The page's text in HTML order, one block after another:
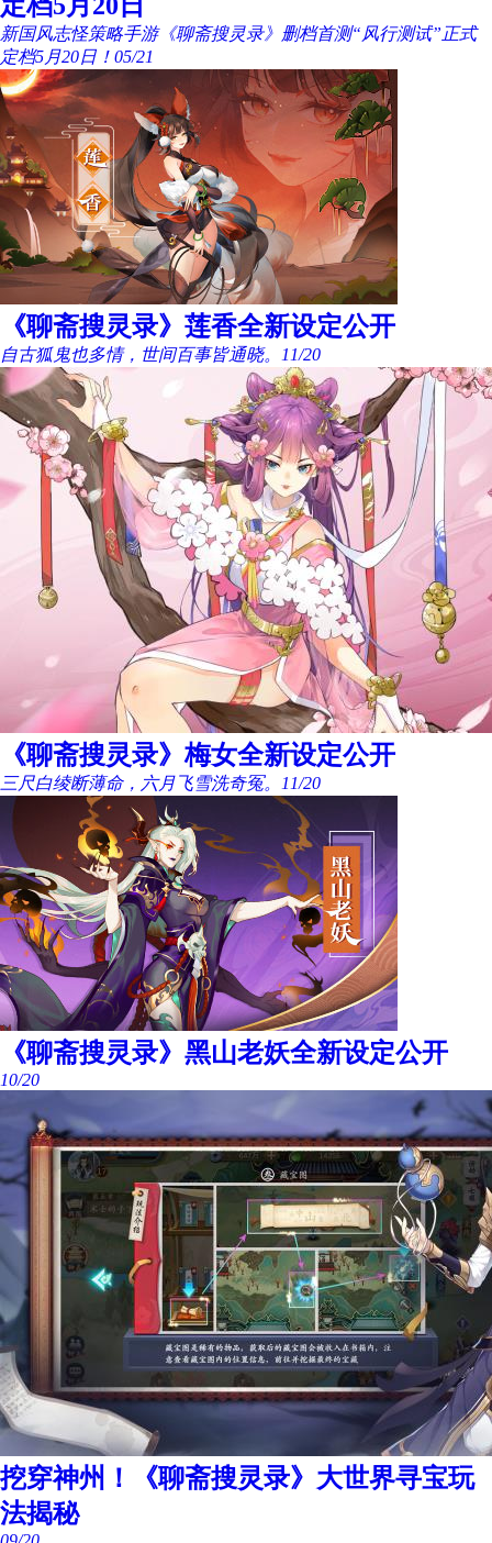
新国风志怪策略手游《聊斋搜灵录》删档首测“风行测试”正式
定档5月20日！ 05/21
《聊斋搜灵录》莲香全新设定公开
自古狐鬼也多情，世间百事皆通晓。 11/20
《聊斋搜灵录》梅女全新设定公开
三尺白绫断薄命，六月飞雪洗奇冤。 11/20
《聊斋搜灵录》黑山老妖全新设定公开
10/20
挖穿神州！《聊斋搜灵录》大世界寻宝玩
法揭秘